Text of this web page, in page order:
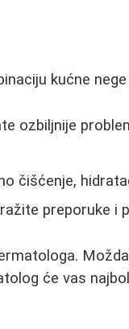
kućne
ozbiljnije
čišćenje,
preporuke i
će vas